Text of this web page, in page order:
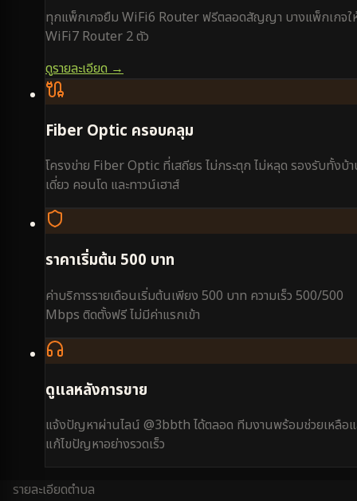
ทุกแพ็กเกจยืม WiFi6 Router ฟรีตลอดสัญญา บางแพ็กเกจใ
WiFi7 Router 2 ตัว
ดูรายละเอียด →
Fiber Optic ครอบคลุม
โครงข่าย Fiber Optic ที่เสถียร ไม่กระตุก ไม่หลุด รองรับทั้งบ้
เดี่ยว คอนโด และทาวน์เฮาส์
ราคาเริ่มต้น 500 บาท
ค่าบริการรายเดือนเริ่มต้นเพียง 500 บาท ความเร็ว 500/500
Mbps ติดตั้งฟรี ไม่มีค่าแรกเข้า
ดูแลหลังการขาย
แจ้งปัญหาผ่านไลน์ @3bbth ได้ตลอด ทีมงานพร้อมช่วยเหลือแ
แก้ไขปัญหาอย่างรวดเร็ว
รายละเอียดตำบล